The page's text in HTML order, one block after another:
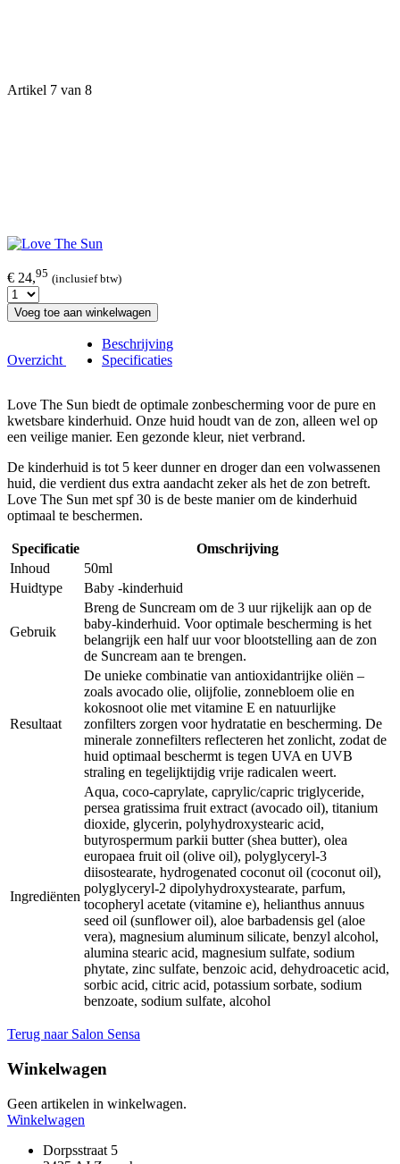
Artikel 7 van 8
€ 24,95 (inclusief btw)
Voeg toe aan winkelwagen
Overzicht
Beschrijving
Specificaties
Love The Sun biedt de optimale zonbescherming voor de pure en
kwetsbare kinderhuid. Onze huid houdt van de zon, alleen wel op
een veilige manier. Een gezonde kleur, niet verbrand.
De kinderhuid is tot 5 keer dunner en droger dan een volwassenen
huid, die verdient dus extra aandacht zeker als het de zon betreft.
Love The Sun met spf 30 is de beste manier om de kinderhuid
optimaal te beschermen.
Specificatie
Omschrijving
Inhoud
50ml
Huidtype
Baby -kinderhuid
Gebruik
Breng de Suncream om de 3 uur rijkelijk aan op de
baby-kinderhuid. Voor optimale bescherming is het
belangrijk een half uur voor blootstelling aan de zon
de Suncream aan te brengen.
Resultaat
De unieke combinatie van antioxidantrijke oliën –
zoals avocado olie, olijfolie, zonnebloem olie en
kokosnoot olie met vitamine E en natuurlijke
zonfilters zorgen voor hydratatie en bescherming. De
minerale zonnefilters reflecteren het zonlicht, zodat de
huid optimaal beschermt is tegen UVA en UVB
straling en tegelijktijdig vrije radicalen weert.
Ingrediënten
Aqua, coco-caprylate, caprylic/capric triglyceride,
persea gratissima fruit extract (avocado oil), titanium
dioxide, glycerin, polyhydroxystearic acid,
butyrospermum parkii butter (shea butter), olea
europaea fruit oil (olive oil), polyglyceryl-3
diisostearate, hydrogenated coconut oil (coconut oil),
polyglyceryl-2 dipolyhydroxystearate, parfum,
tocopheryl acetate (vitamine e), helianthus annuus
seed oil (sunflower oil), aloe barbadensis gel (aloe
vera), magnesium aluminum silicate, benzyl alcohol,
alumina stearic acid, magnesium sulfate, sodium
phytate, zinc sulfate, benzoic acid, dehydroacetic acid,
sorbic acid, citric acid, potassium sorbate, sodium
benzoate, sodium sulfate, alcohol
Terug naar Salon Sensa
Winkelwagen
Geen artikelen in winkelwagen.
Winkelwagen
Dorpsstraat 5